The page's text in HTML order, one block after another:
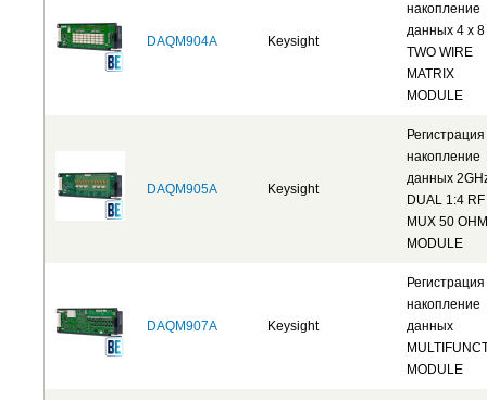
DAQM904A Keysight
накопление
данных 4 x 8
TWO WIRE
MATRIX
MODULE
DAQM905A Keysight
накопление
данных
DUAL 1:4 RF
MUX 50 OHM
MODULE
DAQM907A Keysight
накопление
данных
MODULE